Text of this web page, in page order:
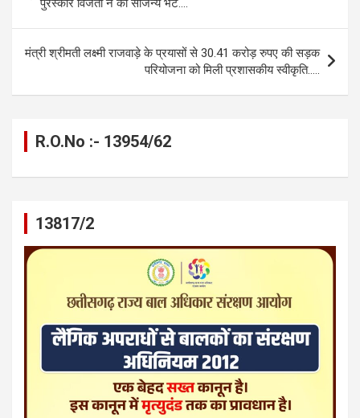
o
k
er p
p
m
k
पुरस्कार विजेता ने की सौजन्य भेंट….
मंत्री श्रीमती लक्ष्मी राजवाड़े के प्रयासों से 30.41 करोड़ रुपए की सड़क
परियोजना को मिली प्रशासकीय स्वीकृति…..
R.O.No :- 13954/62
13817/2